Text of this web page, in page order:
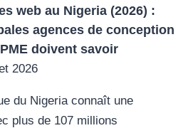
web au Nigeria (2026) :
agences de conception
doivent savoir
2026
du Nigeria connaît une
plus de 107 millions